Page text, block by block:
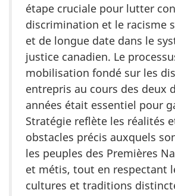
étape cruciale pour lutter
discrimination et le racisme
et de longue date dans le
justice canadien. Le
mobilisation fondé sur les
entrepris au cours des deux
années était essentiel pour
Stratégie reflète les réalités
obstacles précis auxquels
les peuples des Premières
et métis, tout en respectant
cultures et traditions